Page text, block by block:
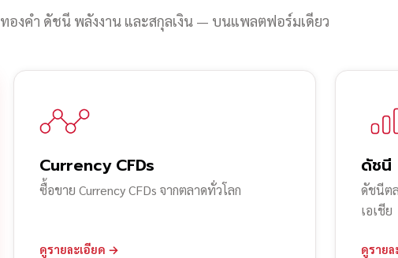
ทองคำ ดัชนี พลังงาน และสกุลเงิน — บนแพลตฟอร์มเดียว
Currency CFDs
ซื้อขาย Currency CFDs จากตลาดทั่วโลก
ดูรายละเอียด →
ดัชนี
ดัชนีต
เอเชีย
ดูราย